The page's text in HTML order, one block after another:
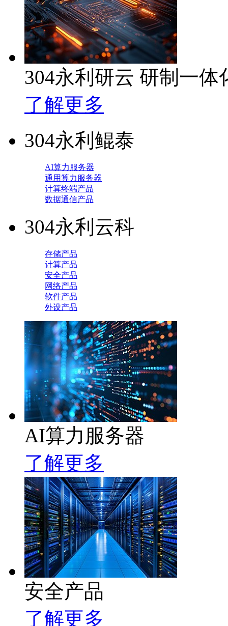
304永利研云 研制一
了解更多
304永利鲲泰
AI算力服务器
通用算力服务器
计算终端产品
数据通信产品
304永利云科
存储产品
计算产品
安全产品
网络产品
软件产品
外设产品
AI算力服务器
了解更多
安全产品
了解更多